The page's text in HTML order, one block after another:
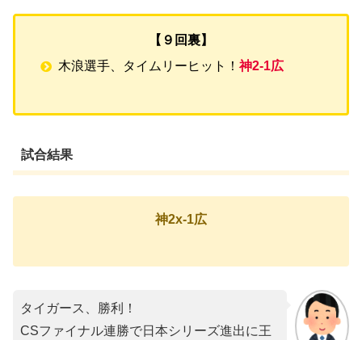
【９回裏】
木浪選手、タイムリーヒット！神2-1広
試合結果
神2x-1広
タイガース、勝利！
CSファイナル連勝で日本シリーズ進出に王